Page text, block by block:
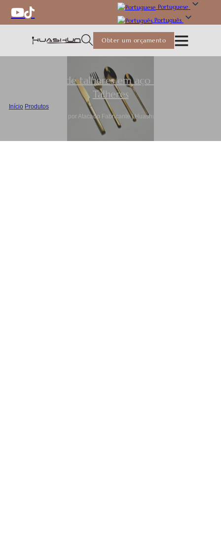
Portuguese
Português
Obter um orçamento
Conjunto de talheres em aço inoxidável
Talheres
Início Produtos/
Conjunto de Talheres por Atacado Fabricante | Huashun 24pc Talheres